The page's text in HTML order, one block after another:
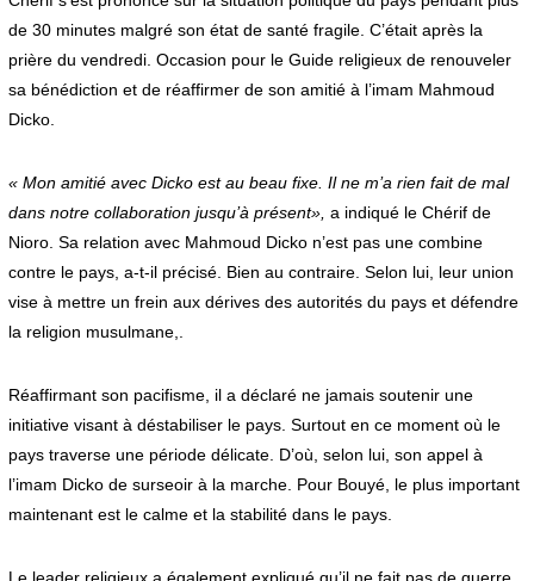
de 30 minutes malgré son état de santé fragile. C’était après la
prière du vendredi. Occasion pour le Guide religieux de renouveler
sa bénédiction et de réaffirmer de son amitié à l’imam Mahmoud
Dicko.
« Mon amitié avec Dicko est au beau fixe. Il ne m’a rien fait de mal
dans notre collaboration jusqu’à présent», a indiqué le Chérif de
Nioro. Sa relation avec Mahmoud Dicko n’est pas une combine
contre le pays, a-t-il précisé. Bien au contraire. Selon lui, leur union
vise à mettre un frein aux dérives des autorités du pays et défendre
la religion musulmane,.
Réaffirmant son pacifisme, il a déclaré ne jamais soutenir une
initiative visant à déstabiliser le pays. Surtout en ce moment où le
pays traverse une période délicate. D’où, selon lui, son appel à
l’imam Dicko de surseoir à la marche. Pour Bouyé, le plus important
maintenant est le calme et la stabilité dans le pays.